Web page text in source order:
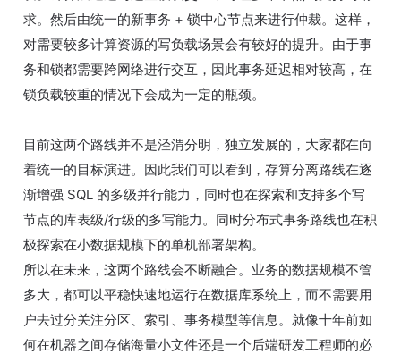
求。然后由统一的新事务 + 锁中心节点来进行仲裁。这样，
对需要较多计算资源的写负载场景会有较好的提升。由于事
务和锁都需要跨网络进行交互，因此事务延迟相对较高，在
锁负载较重的情况下会成为一定的瓶颈。
目前这两个路线并不是泾渭分明，独立发展的，大家都在向
着统一的目标演进。因此我们可以看到，存算分离路线在逐
渐增强 SQL 的多级并行能力，同时也在探索和支持多个写
节点的库表级/行级的多写能力。同时分布式事务路线也在积
极探索在小数据规模下的单机部署架构。
所以在未来，这两个路线会不断融合。业务的数据规模不管
多大，都可以平稳快速地运行在数据库系统上，而不需要用
户去过分关注分区、索引、事务模型等信息。就像十年前如
何在机器之间存储海量小文件还是一个后端研发工程师的必